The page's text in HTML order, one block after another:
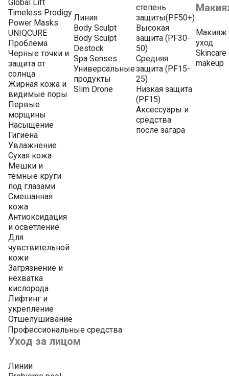
Global Lift
Timeless Prodigy
Power Masks
UNIQCURE
Проблема
Черные точки и
защита от
солнца
Жирная кожа и
видимые поры
Первые
морщины
Насыщение
Гигиена
Увлажнение
Сухая кожа
Мешки и
темные круги
под глазами
Смешанная
кожа
Антиоксидация
и осветление
Для
чувствительной
кожи
Загрязнение и
нехватка
кислорода
Лифтинг и
укрепление
Отшелушивание
Линия
Body Sculpt
Body Sculpt
Destock
Spa Senses
Универсальные
продукты
Slim Drone
степень
защиты(PF50+)
Высокая
защита (PF30-
50)
Средняя
защита (PF15-
25)
Низкая защита
(PF15)
Аксессуары и
средства
после загара
Макияж
уход
Skincare
makeup
Профессиональные средства
Уход за лицом
Линии